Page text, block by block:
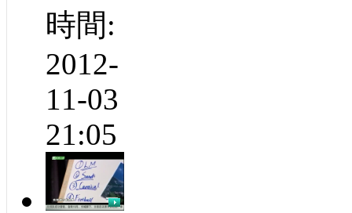
時間:
2012-
11-03
21:05